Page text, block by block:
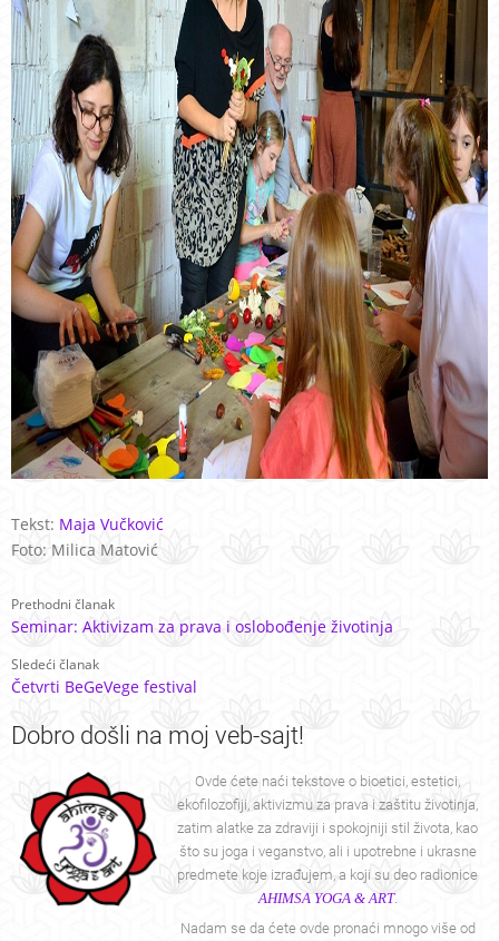
Tekst: Maja Vučković
Foto: Milica Matović
Prethodni članak
Seminar: Aktivizam za prava i oslobođenje životinja
Sledeći članak
Četvrti BeGeVege festival
Dobro došli na moj veb-sajt!
Ovde ćete naći tekstove o bioetici, estetici,
ekofilozofiji, aktivizmu za prava i zaštitu životinja,
zatim alatke za zdraviji i spokojniji stil života, kao
što su joga i veganstvo, ali i upotrebne i ukrasne
predmete koje izrađujem, a koji su deo radionice
AHIMSA YOGA & ART.
Nadam se da ćete ovde pronaći mnogo više od